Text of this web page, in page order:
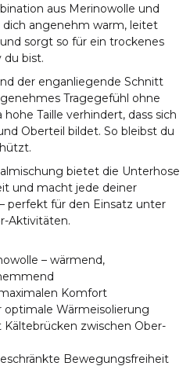
aus Merinowolle und
dich angenehm warm, leitet
sorgt so für ein trockenes
du bist.
der enganliegende Schnitt
Tragegefühl ohne
Taille verhindert, dass sich
Oberteil bildet. So bleibst du
bietet die Unterhose
und macht jede deiner
perfekt für den Einsatz unter
Aktivitäten.
– wärmend,
Komfort
optimale Wärmeisolierung
Kältebrücken zwischen Ober-
Bewegungsfreiheit